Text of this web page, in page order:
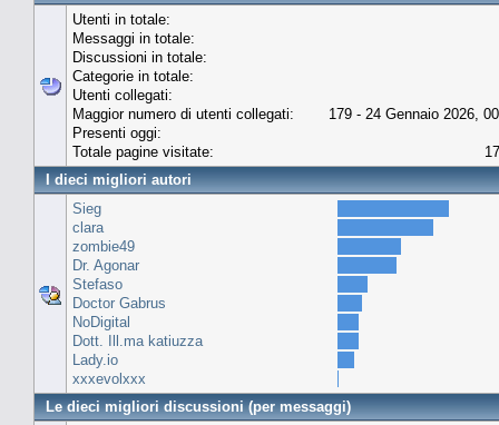
Utenti in totale:
Messaggi in totale:
Discussioni in totale:
Categorie in totale:
Utenti collegati:
Maggior numero di utenti collegati:
179 - 24 Gennaio 2026,
Presenti oggi:
Totale pagine visitate:
I dieci migliori autori
Sieg
clara
zombie49
Dr. Agonar
Stefaso
Doctor Gabrus
NoDigital
Dott. Ill.ma katiuzza
Lady.io
xxxevolxxx
Le dieci migliori discussioni (per messaggi)